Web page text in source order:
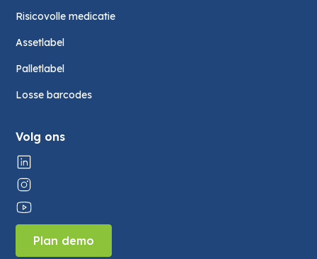
Risicovolle medicatie
Assetlabel
Palletlabel
Losse barcodes
Volg ons
Plan demo